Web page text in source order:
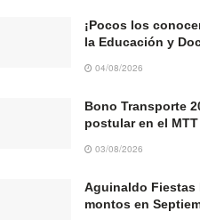
¡Pocos los
la Educación y
04/08/2026
Bono Transporte
postular en el MTT
03/08/2026
Aguinaldo Fiestas
montos en